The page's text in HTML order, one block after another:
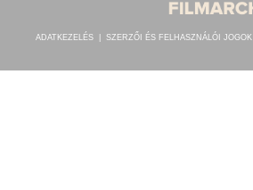
ADATKEZELÉS SZERZŐI ÉS FELHASZNÁLÓI JOGOK